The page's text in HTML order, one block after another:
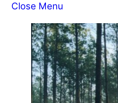
Close Menu